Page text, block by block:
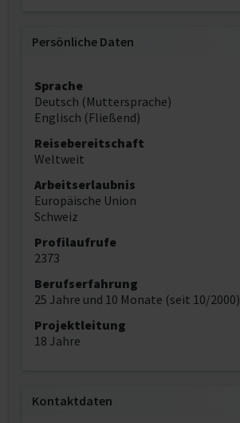
Persönliche Daten
Sprache
Deutsch (Muttersprache)
Englisch (Fließend)
Reisebereitschaft
Weltweit
Arbeitserlaubnis
Europäische Union
Schweiz
Profilaufrufe
2373
Berufserfahrung
25 Jahre und 10 Monate (seit 10/2000)
Projektleitung
18 Jahre
Kontaktdaten